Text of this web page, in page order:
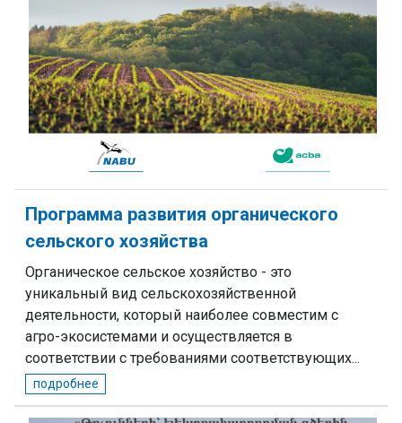
Программа развития органического
сельского хозяйства
Органическое сельское хозяйство - это
уникальный вид сельскохозяйственной
деятельности, который наиболее совместим с
агро-экосистемами и осуществляется в
соответствии с требованиями соответствующих...
подробнее